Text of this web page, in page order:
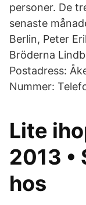
personer. De
senaste
Berlin, Peter
Bröderna
Postadress:
Nummer:
Lite
2013 •
hos